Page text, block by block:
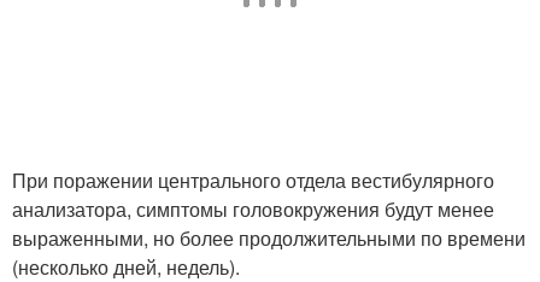
При поражении центрального отдела вестибулярного
анализатора, симптомы головокружения будут менее
выраженными, но более продолжительными по времени
(несколько дней, недель).